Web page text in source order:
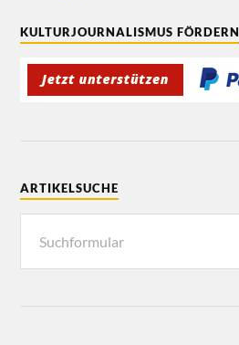
KULTURJOURNALISMUS FÖRDERN
ARTIKELSUCHE